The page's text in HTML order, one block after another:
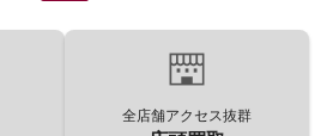
全店舗アクセス抜群